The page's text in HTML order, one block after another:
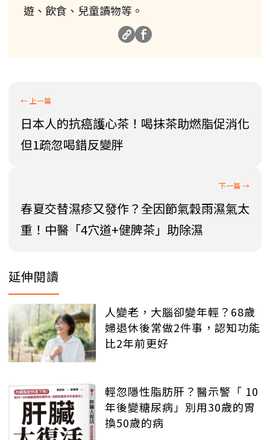
遊、飲食、兒童讀物等。
日本人的抗癌護心茶！喝抹茶助燃脂促消化
但1疏忽喝錯反變胖
春夏交替濕疹又發作？全因節氣穀雨濕氣太
重！中醫「4穴道+健脾茶」助除濕
延伸閱讀
人變老，大腦卻變年輕？68歲
婦退休後常做2件事，認知功能
比2年前更好
輕忽隱性脂肪肝？醫示警「 10
年後變糖尿病」別用30歲的胃
換50歲的病